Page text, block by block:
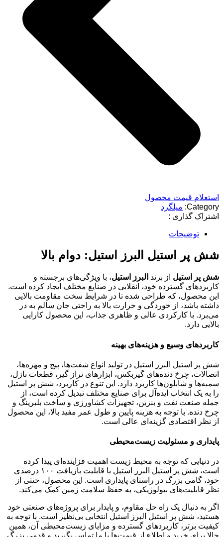
استعلام قیمت محصول
Category: میلگرد
اشتراک گذاری :
توضیحات
شش پر استیل البرز استیل: دوام بالا
شش پر استیل از برند البرز استیل، با ویژگی‌های برجسته و
کاربردهای گسترده خود، انقلابی در صنایع مختلف ایجاد کرده است.
این محصول، که طراحی شده تا در شرایط سخت مقاومت بالایی
داشته باشد، از خوردگی و حرارت بالا به راحتی جان سالم به در
می‌برد. با کارکردی عالی و ظاهری جذاب، این محصول کارایی
بالایی دارد.
کاربردهای وسیع و هزینه‌های بهینه
شش پر استیل البرز استیل در تولید انواع شفت‌ها، پیچ و مهره‌ها،
اتصالات، چرخ دنده‌های گیربکس، ابزارهای تراز گیر، قطعات نازل،
سمبه‌ها و شابلون‌ها کاربرد دارد. این تنوع در کاربرد، شش پر استیل
را به یک انتخاب ایده‌آل برای صنایع مختلف تبدیل کرده است، از
جمله صنعت نفت و بنزین، تجهیزات کشاورزی و ساخت بلبرینگ و
چرخ دنده. با توجه به هزینه پایین و طول عمر مفید بالا، این محصول
از نظر اقتصادی گزینه‌ای عالی است.
پایداری و مسئولیت زیست‌محیطی
در دنیایی که توجه به محیط زیست اهمیت فزاینده‌ای پیدا کرده
است، شش پر استیل البرز استیل با قابلیت بازیافت ۱۰۰ درصدی
خود، گامی بزرگ در راستای پایداری است. این محصول، خنثی از
نظر قابلیت‌های بیولوژیکی، به حفظ سلامت زمین کمک می‌کند.
اگر به دنبال یک راه حل مقاوم، و پایدار برای پروژه‌های صنعتی خود
هستید، شش پر استیل البرز استیل انتخابی بی‌نظیر است. با توجه به
کیفیت برتر، کاربردهای گسترده و مزایای زیست‌محیطی آن، همین